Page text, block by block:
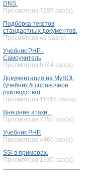
DNS.
Просмотров 7297 раз(а).
Подборка текстов
стандартных документов.
Просмотров 49 раз(а).
Учебник PHP -
Самоучитель
Просмотров 5344 раз(а).
Документация на MySQL
(учебник & справочное
руководство)
Просмотров 11516 раз(а).
Внешние атаки...
Просмотров 7752 раз(а).
Учебник PHP.
Просмотров 4460 раз(а).
SSI в примерах.
Просмотров 1330 раз(а).